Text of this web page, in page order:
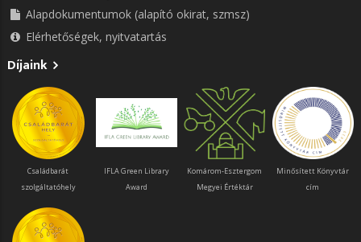
Alapdokumentumok (alapító okirat, szmsz)
Elérhetőségek, nyitvatartás
Díjaink
Családbarát
szolgáltatóhely
IFLA Green Library
Award
Komárom-Esztergom
Megyei Értéktár
Minősített Könyvtár
cím